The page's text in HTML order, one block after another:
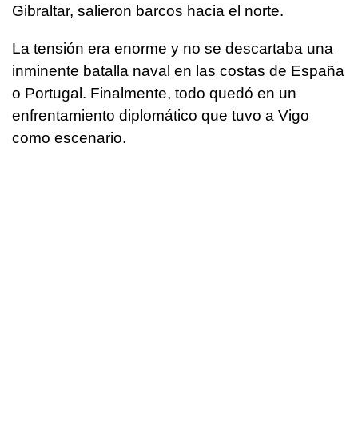
Gibraltar, salieron barcos hacia el norte.
La tensión era enorme y no se descartaba una
inminente batalla naval en las costas de España
o Portugal. Finalmente, todo quedó en un
enfrentamiento diplomático que tuvo a Vigo
como escenario.